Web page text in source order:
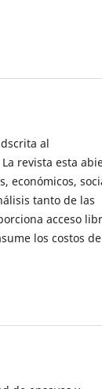
al
revista esta
económicos,
tanto de las
acceso
los costos de